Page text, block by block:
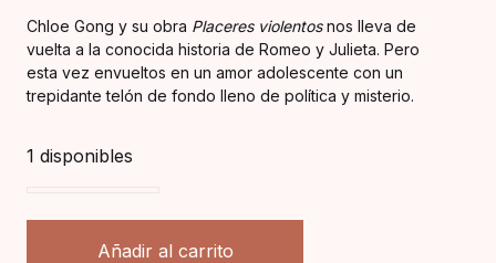
Chloe Gong y su obra Placeres violentosnos lleva de
vuelta a la conocida historia de Romeo y Julieta. Pero
esta vez envueltos en un amor adolescente con un
trepidante telón de fondo lleno de política y misterio.
1 disponibles
Añadir al carrito